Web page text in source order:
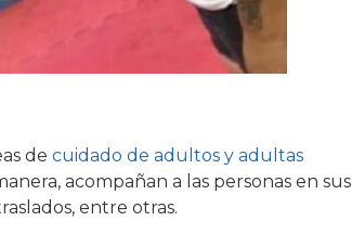
de cuidado de adultos y adultas
acompañan a las personas en sus
entre otras.